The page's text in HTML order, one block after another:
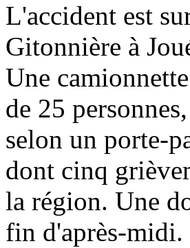
L'accident est
Gitonnière à
Une
de 25
selon un porte-
dont cinq
la région. Une
fin d'après-midi.